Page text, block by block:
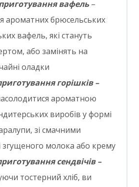
вафель –
ароматних брюсельських
вафель, які стануть
або замінять на
оладки
горішків –
ароматною
виробів у формі
зі смачними
згущеного молока або крему
сендвічів –
тостерний хліб, ви